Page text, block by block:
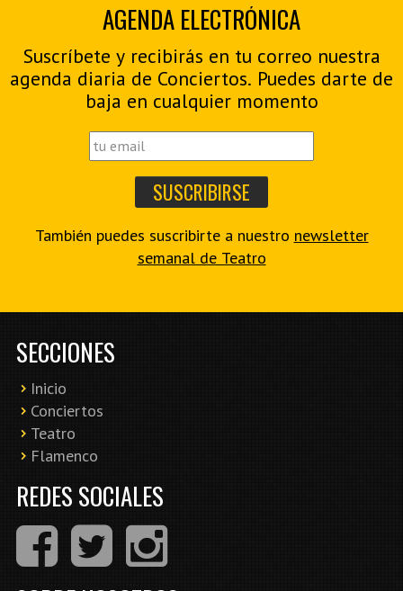
AGENDA ELECTRÓNICA
Suscríbete y recibirás en tu correo nuestra
agenda diaria de Conciertos. Puedes darte de
baja en cualquier momento
También puedes suscribirte a nuestro newsletter
semanal de Teatro
SECCIONES
Inicio
Conciertos
Teatro
Flamenco
REDES SOCIALES